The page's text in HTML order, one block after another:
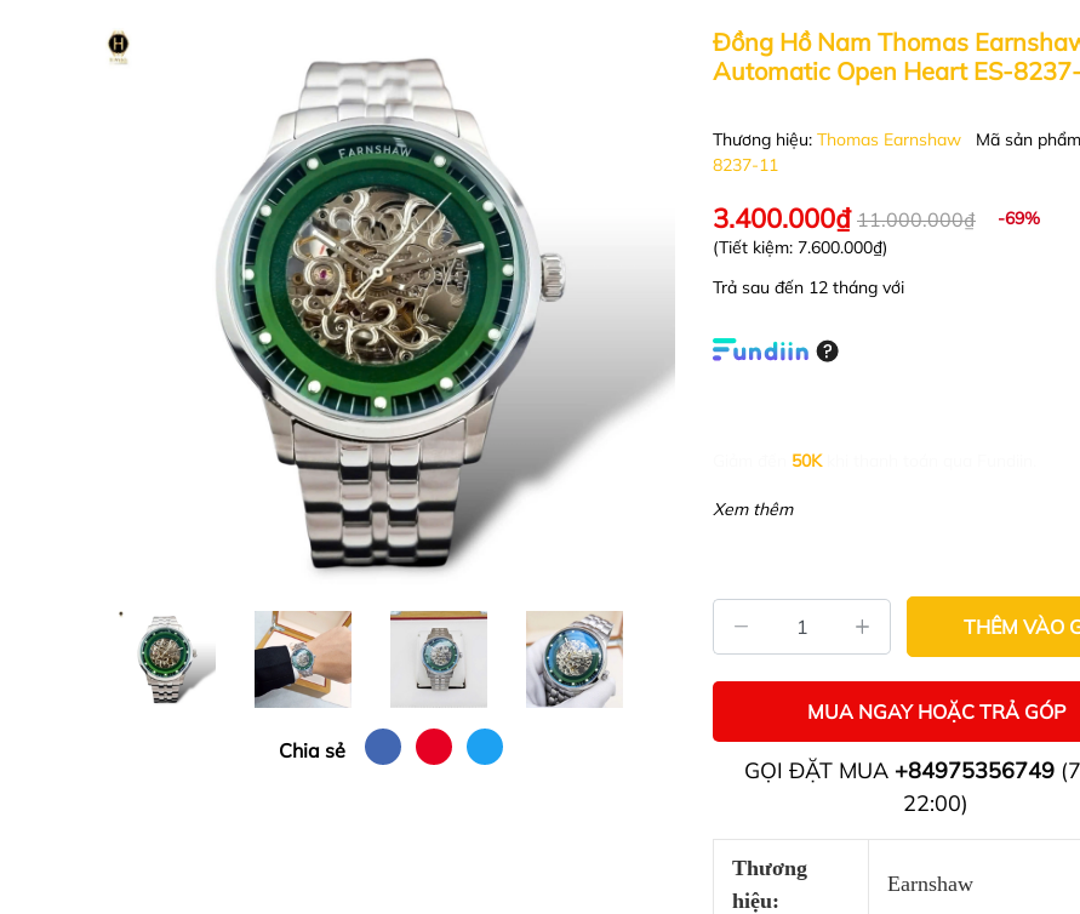
Chia sẻ
Đồng Hồ Nam Thomas
Automatic Open Heart ES-
Thương hiệu: Thomas Earnshaw Mã sản
8237-11
3.400.000₫ 11.000.000₫
-69%
(Tiết kiệm: 7.600.000₫)
Trả sau đến 12 tháng với
50K
Xem thêm
THÊM VÀO
MUA NGAY HOẶC TRẢ GÓP
GỌI ĐẶT MUA +84975356749
22:00)
Thương
hiệu:
Earnshaw